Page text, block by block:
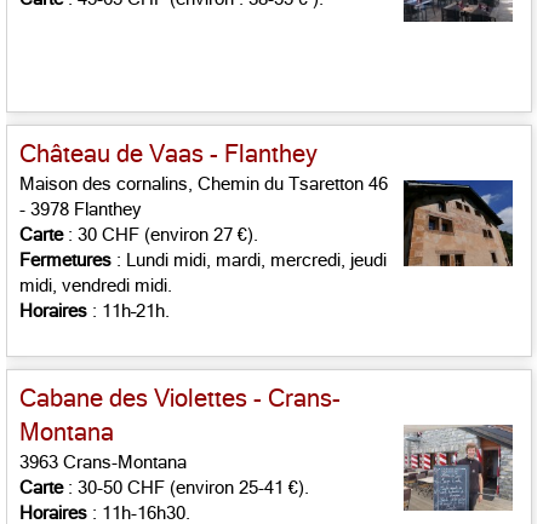
Château de Vaas - Flanthey
Maison des cornalins, Chemin du Tsaretton 46
- 3978 Flanthey
Carte: 30 CHF (environ 27 €).
Fermetures : Lundi midi, mardi, mercredi, jeudi
midi, vendredi midi.
Horaires : 11h–21h.
Cabane des Violettes - Crans-
Montana
3963 Crans-Montana
Carte: 30-50 CHF (environ 25-41 €).
Horaires : 11h-16h30.